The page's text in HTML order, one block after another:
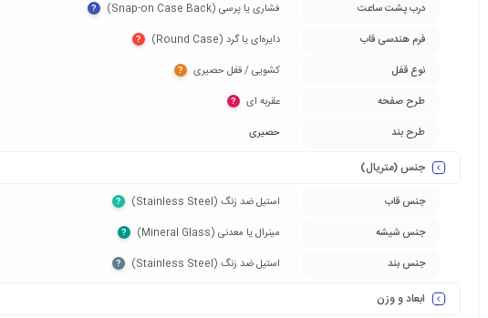
درب پشت ساعت فشاری یا پرسی (Snap-on Case Back)‏ ?
فرم هندسی قاب دایره‌ای یا گرد (Round Case)‏ ?
نوع قفل کشویی / قفل حصیری‏ ?
طرح صفحه عقربه ای‏ ?
طرح بند حصیری
جنس (متریال)
جنس قاب استیل ضد زنگ (Stainless Steel)‏ ?
جنس شیشه مینرال یا معدنی (Mineral Glass)‏ ?
جنس بند استیل ضد زنگ (Stainless Steel)‏ ?
ابعاد و وزن